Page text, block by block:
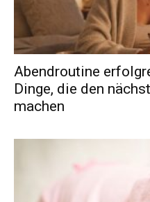
Abendroutine
Dinge, die den
machen